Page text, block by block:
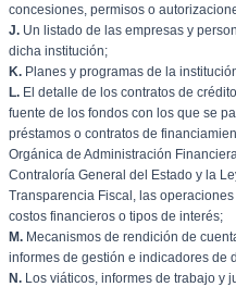
concesiones, permisos o
J. Un listado de las empresas y
dicha institución;
K. Planes y programas de la
L. El detalle de los contratos de
fuente de los fondos con los que se
préstamos o contratos de
Orgánica de Administración
Contraloría General del Estado y la
Transparencia Fiscal, las
costos financieros o tipos de interés;
M. Mecanismos de rendición de
informes de gestión e indicadores de
N. Los viáticos, informes de trabajo y